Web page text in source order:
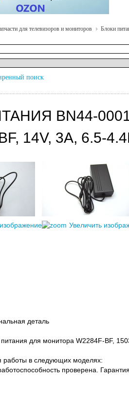
для телевизоров и мониторов Блоки
поиск
BN44-
14V, 3A, 6.5-
Увеличить
деталь
для монитора W2284F-BF,
работы в следующих моделях:
проверена.